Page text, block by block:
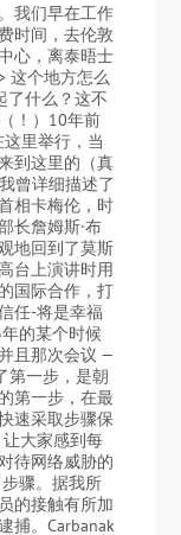
我们早在工作
时间，去伦敦
心，离泰晤士
这个地方怎么
什么？这不
！）10年前
里举行，当
到这里的（真
曾详细描述了
相卡梅伦，时
长詹姆斯·布
地回到了莫斯
台上演讲时用
国际合作，打
任-将是幸福
的某个时候
且那次会议 —
第一步，是朝
第一步，在最
速采取步骤保
大家感到每
待网络威胁的
骤。据我所
的接触有所加
捕。Carbanak